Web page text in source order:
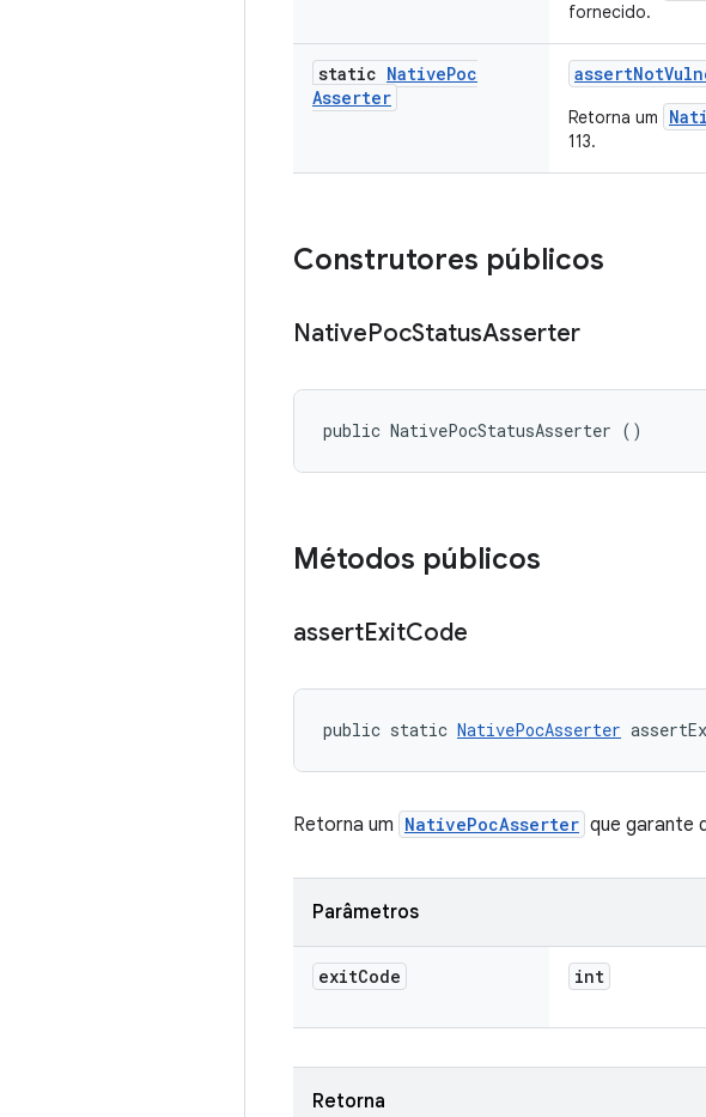
fornecido.
static NativePoc
Asserter
assertNot
Retorna um
113.
Construtores públicos
NativePocStatusAsserter
public NativePocStatusAsserter ()
Métodos públicos
assertExitCode
public static NativePocAsserter
Retorna um NativePocAsserter que garante
Parâmetros
exitCode int
Retorna